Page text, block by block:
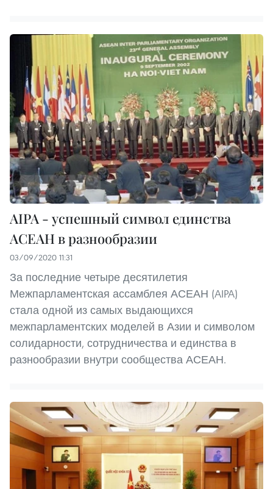
AIPA - успешный символ единства
АСЕАН в разнообразии
03/09/2020 11:31
За последние четыре десятилетия
Межпарламентская ассамблея АСЕАН (AIPA)
стала одной из самых выдающихся
межпарламентских моделей в Азии и символом
солидарности, сотрудничества и единства в
разнообразии внутри сообщества АСЕАН.